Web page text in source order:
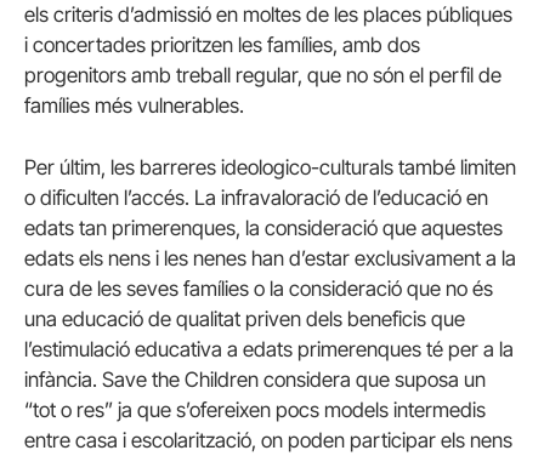
els criteris d’admissió en moltes de les places públiques
i concertades prioritzen les famílies, amb dos
progenitors amb treball regular, que no són el perfil de
famílies més vulnerables.
Per últim, les barreres ideologico-culturals també limiten
o dificulten l’accés. La infravaloració de l’educació en
edats tan primerenques, la consideració que aquestes
edats els nens i les nenes han d’estar exclusivament a la
cura de les seves famílies o la consideració que no és
una educació de qualitat priven dels beneficis que
l’estimulació educativa a edats primerenques té per a la
infància. Save the Children considera que suposa un
“tot o res” ja que s’ofereixen pocs models intermedis
entre casa i escolarització, on poden participar els nens